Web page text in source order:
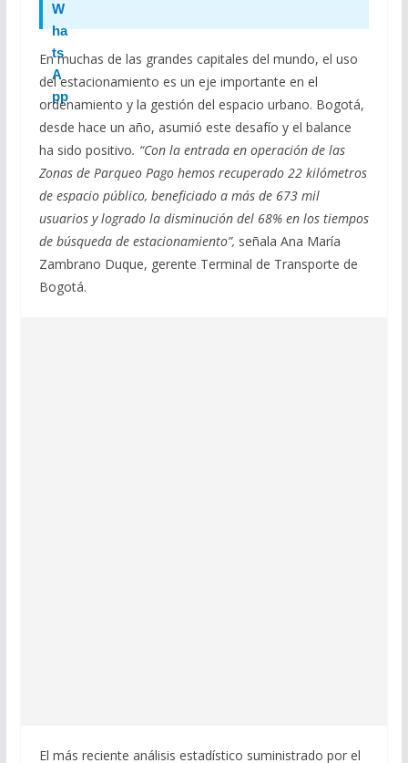
En muchas de las grandes capitales del mundo, el uso
del estacionamiento es un eje importante en el
ordenamiento y la gestión del espacio urbano. Bogotá,
desde hace un año, asumió este desafío y el balance
ha sido positivo. “Con la entrada en operación de las
Zonas de Parqueo Pago hemos recuperado 22 kilómetros
de espacio público, beneficiado a más de 673 mil
usuarios y logrado la disminución del 68% en los tiempos
de búsqueda de estacionamiento”, señala Ana María
Zambrano Duque, gerente Terminal de Transporte de
Bogotá.
El más reciente análisis estadístico suministrado por el